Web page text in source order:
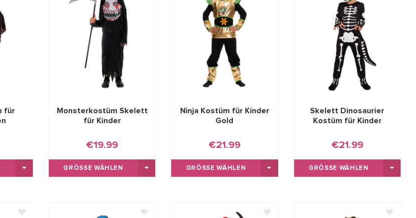
für
Monsterkostüm Skelett
für Kinder
€19.99
GRÖSSE WÄHLEN
Ninja Kostüm für Kinder
Gold
€21.99
GRÖSSE WÄHLEN
Skelett Dinosaurier
Kostüm für Kinder
€21.99
GRÖSSE WÄHLEN